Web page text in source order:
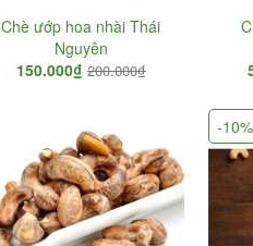
Hạt điều vỏ
Hạt chia Mỹ -
Omegachia
350.000₫
Chè ướp hoa nhài Thái
Nguyên
150.000₫ 200.000₫
-10%